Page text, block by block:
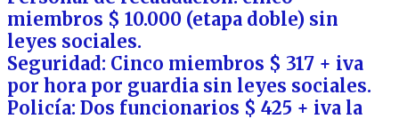
miembros $ 10.000 (etapa doble) sin
leyes sociales.
Seguridad: Cinco miembros $ 317 + iva
por hora por guardia sin leyes sociales.
Policía: Dos funcionarios $ 425 + iva la